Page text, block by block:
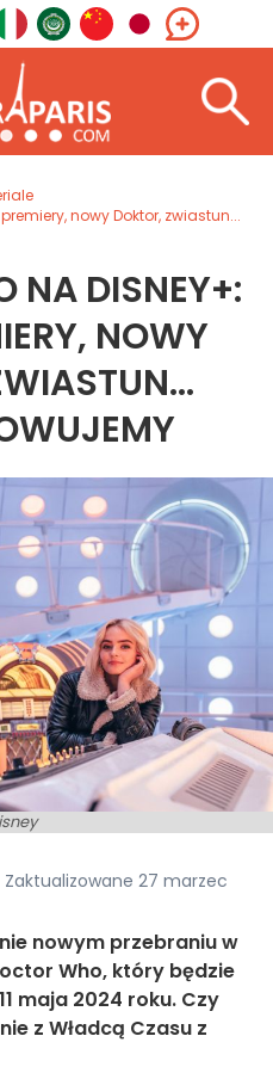
nowy Doktor, zwiastun...
NA DISNEY+:
NOWY
Zaktualizowane 27 marzec
nowym przebraniu w
Who, który będzie
maja 2024 roku. Czy
z Władcą Czasu z